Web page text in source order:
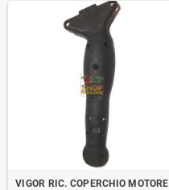
VIGOR RIC. COPERCHIO MOTORE